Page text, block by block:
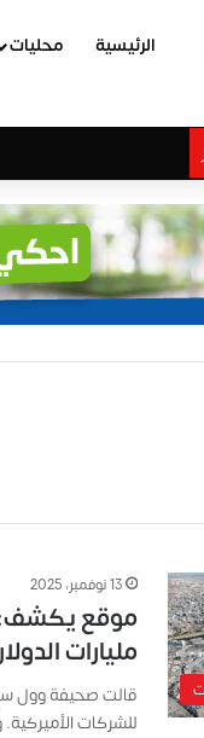
الرئيسية محليات
13 نوفمبر، 2025
موقع يكشف:
مليارات
قالت صحيفة وول
للشركات